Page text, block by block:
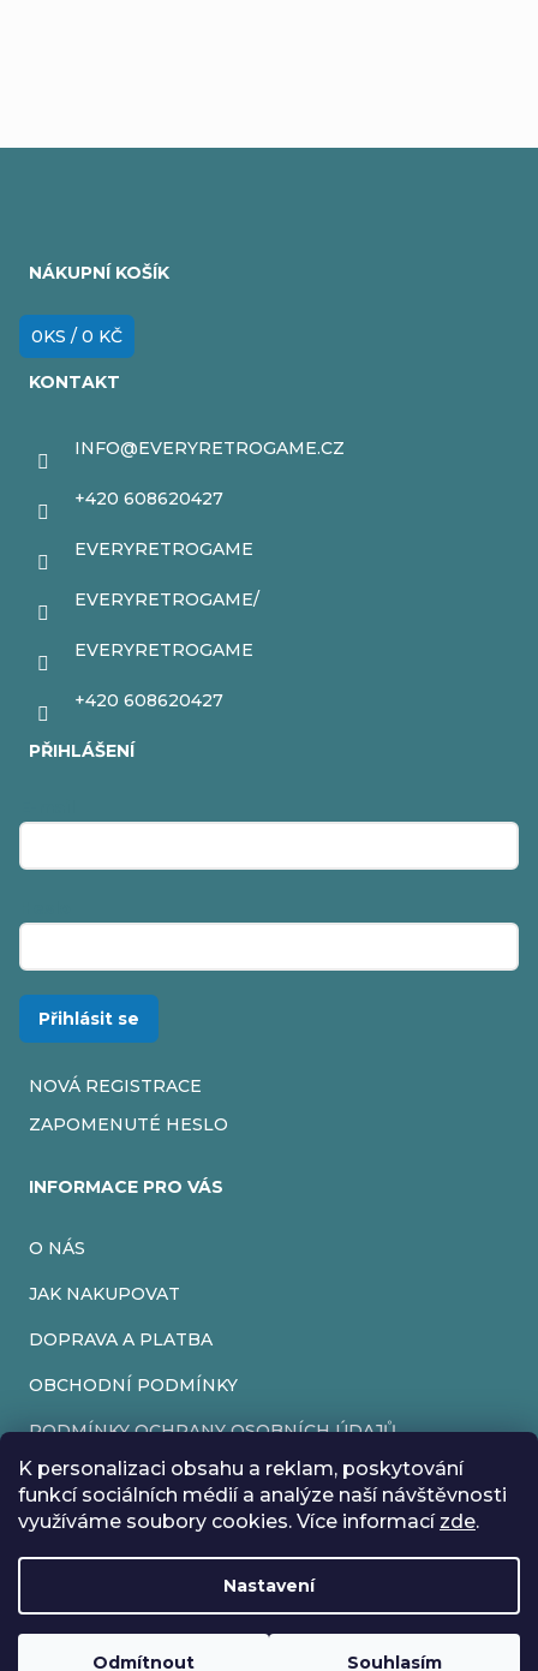
K personalizaci obsahu a reklam, poskytování
funkcí sociálních médií a analýze naší návštěvnosti
využíváme soubory cookies. Více informací zde.
Nastavení
Odmítnout Souhlasím
Rádi bychom vás informovali, že od 17. 7. do 24. 7. včetně
máme z důvodu dovolené zavřeno. Všechny objednávky
budou vyřízeny co nejdříve od 27. 7. :) Přejeme vám krásné
NÁKUPNÍ KOŠÍK
0KS / 0 KČ
KONTAKT
INFO@EVERYRETROGAME.CZ
+420 608620427
EVERYRETROGAME
EVERYRETROGAME/
EVERYRETROGAME
+420 608620427
PŘIHLÁŠENÍ
Přihlásit se
NOVÁ REGISTRACE
ZAPOMENUTÉ HESLO
INFORMACE PRO VÁS
O NÁS
JAK NAKUPOVAT
DOPRAVA A PLATBA
OBCHODNÍ PODMÍNKY
PODMÍNKY OCHRANY OSOBNÍCH ÚDAJŮ
VRÁCENÍ ZBOŽÍ
REKLAMACE
Vytvořil Shoptet
Copyright 2026EveryRetroGame. Všechna práva vyhrazena.
Upravit nastavení cookies
Loading